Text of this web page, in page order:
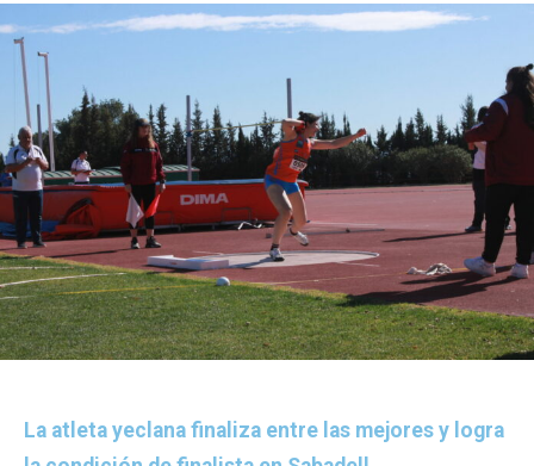
La atleta yeclana finaliza entre las mejores y logra